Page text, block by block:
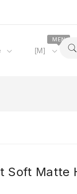
[M]
MEN
Soft Matte